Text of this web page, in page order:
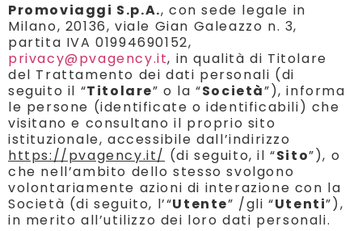
Promoviaggi S.p.A., con sede legale in
Milano, 20136, viale Gian Galeazzo n. 3,
partita IVA 01994690152,
privacy@pvagency.it, in qualità di Titolare
del Trattamento dei dati personali (di
seguito il “Titolare” o la “Società”), informa
le persone (identificate o identificabili) che
visitano e consultano il proprio sito
istituzionale, accessibile dall’indirizzo
https://pvagency.it/ (di seguito, il “Sito”), o
che nell’ambito dello stesso svolgono
volontariamente azioni di interazione con la
Società (di seguito, l’“Utente” /gli “Utenti”),
in merito all’utilizzo dei loro dati personali.